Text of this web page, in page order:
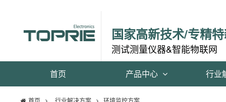
国家高新技术/专精
测试测量仪器&智能物联网
首页 产品中心 行业
首页 行业解决方案 环境监控方案